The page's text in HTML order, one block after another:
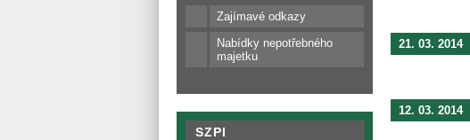
Zajímavé odkazy
Nabídky nepotřebného
majetku
SZPI
21. 03. 2014
12. 03. 2014